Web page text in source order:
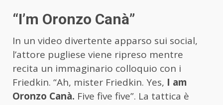
“I’m Oronzo Canà”
In un video divertente apparso sui social,
l’attore pugliese viene ripreso mentre
recita un immaginario colloquio con i
Friedkin. “Ah, mister Friedkin. Yes, I am
Oronzo Canà. Five five five”. La tattica è